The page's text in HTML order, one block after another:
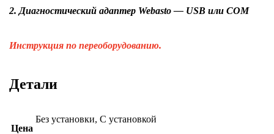
2. Диагностический адаптер Webasto — USB или COM
Инструкция по переоборудованию.
Детали
Цена
Без установки, С установкой